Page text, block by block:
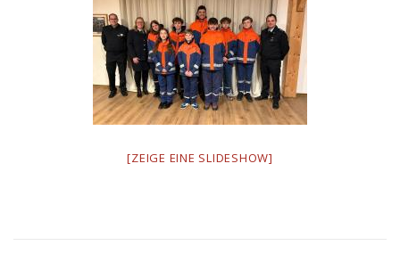
[ZEIGE EINE SLIDESHOW]